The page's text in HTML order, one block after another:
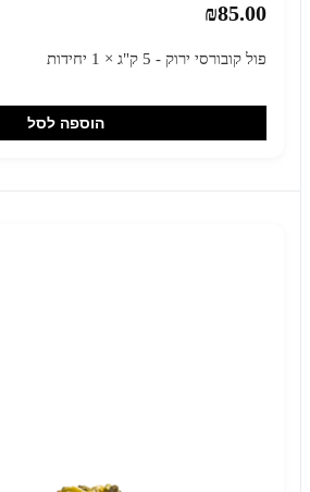
₪85.00
פול קובורסי ירוק - 5 ק"ג × 1 יחידות
הוספה לסל